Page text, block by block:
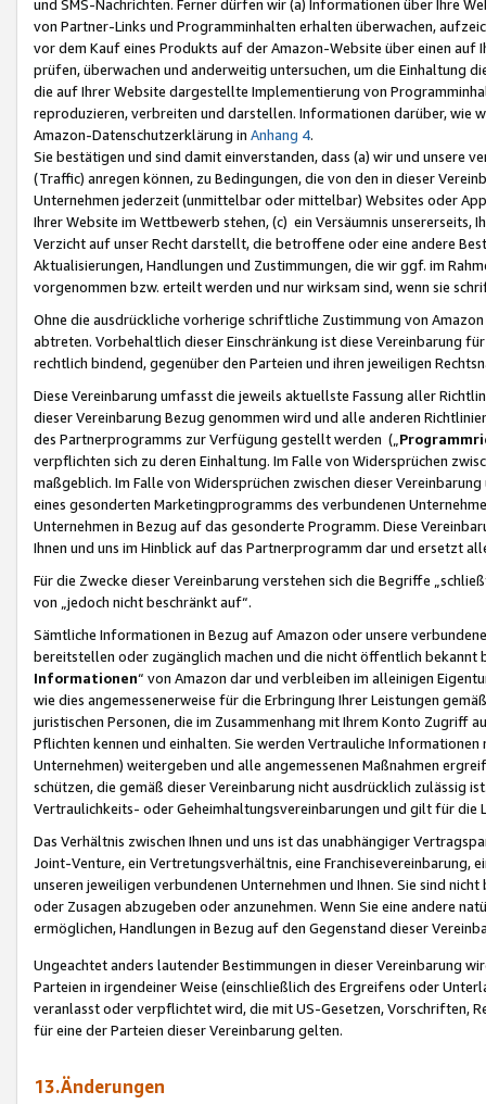
und SMS-Nachrichten. Ferner dürfen wir (a) Informationen über Ihre
von Partner-Links und Programminhalten erhalten überwachen,
vor dem Kauf eines Produkts auf der Amazon-Website über einen
prüfen, überwachen und anderweitig untersuchen, um die Einhaltung
die auf Ihrer Website dargestellte Implementierung von
reproduzieren, verbreiten und darstellen. Informationen darüber, wie
Amazon-Datenschutzerklärung in Anhang 4.
Sie bestätigen und sind damit einverstanden, dass (a) wir und
(Traffic) anregen können, zu Bedingungen, die von den in dieser
Unternehmen jederzeit (unmittelbar oder mittelbar) Websites oder
Ihrer Website im Wettbewerb stehen, (c) ein Versäumnis unsererseits,
Verzicht auf unser Recht darstellt, die betroffene oder eine andere
Aktualisierungen, Handlungen und Zustimmungen, die wir ggf. im
vorgenommen bzw. erteilt werden und nur wirksam sind, wenn sie
Ohne die ausdrückliche vorherige schriftliche Zustimmung von
abtreten. Vorbehaltlich dieser Einschränkung ist diese Vereinbarung
rechtlich bindend, gegenüber den Parteien und ihren jeweiligen
Diese Vereinbarung umfasst die jeweils aktuellste Fassung aller
dieser Vereinbarung Bezug genommen wird und alle anderen
des Partnerprogramms zur Verfügung gestellt werden („
verpflichten sich zu deren Einhaltung. Im Falle von Widersprüchen
maßgeblich. Im Falle von Widersprüchen zwischen dieser
eines gesonderten Marketingprogramms des verbundenen
Unternehmen in Bezug auf das gesonderte Programm. Diese
Ihnen und uns im Hinblick auf das Partnerprogramm dar und ersetzt
Für die Zwecke dieser Vereinbarung verstehen sich die Begriffe
von „jedoch nicht beschränkt auf“.
Sämtliche Informationen in Bezug auf Amazon oder unsere
bereitstellen oder zugänglich machen und die nicht öffentlich
Informationen“ von Amazon dar und verbleiben im alleinigen
wie dies angemessenerweise für die Erbringung Ihrer Leistungen
juristischen Personen, die im Zusammenhang mit Ihrem Konto
Pflichten kennen und einhalten. Sie werden Vertrauliche
Unternehmen) weitergeben und alle angemessenen Maßnahmen
schützen, die gemäß dieser Vereinbarung nicht ausdrücklich zulässig
Vertraulichkeits- oder Geheimhaltungsvereinbarungen und gilt für die
Das Verhältnis zwischen Ihnen und uns ist das unabhängiger
Joint-Venture, ein Vertretungsverhältnis, eine Franchisevereinbarung,
unseren jeweiligen verbundenen Unternehmen und Ihnen. Sie sind
oder Zusagen abzugeben oder anzunehmen. Wenn Sie eine andere
ermöglichen, Handlungen in Bezug auf den Gegenstand dieser
Ungeachtet anders lautender Bestimmungen in dieser Vereinbarung
Parteien in irgendeiner Weise (einschließlich des Ergreifens oder
veranlasst oder verpflichtet wird, die mit US-Gesetzen, Vorschriften,
für eine der Parteien dieser Vereinbarung gelten.
13.Änderungen